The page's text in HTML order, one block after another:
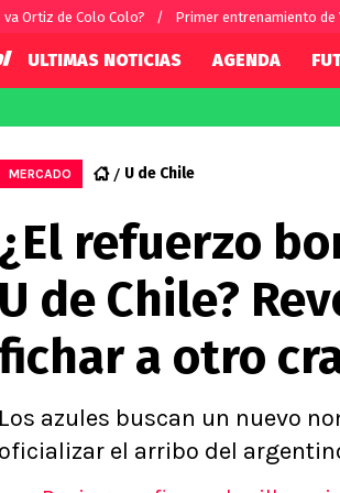
va Ortiz de Colo Colo? Primer entrenamiento de
Selección Chilena
U de Chile
U Católica
Campeonato Nacional
Primera B
Segunda División
Copa Chile
Supercopa Chile
Campeonato Femenino
Alexis
Carlos
ULTIMAS NOTICIAS AGENDA
MERCADO U de Chile
¿El refuerzo
U de Chile?
a otro
Los azules buscan un nuevo
oficializar el arribo del